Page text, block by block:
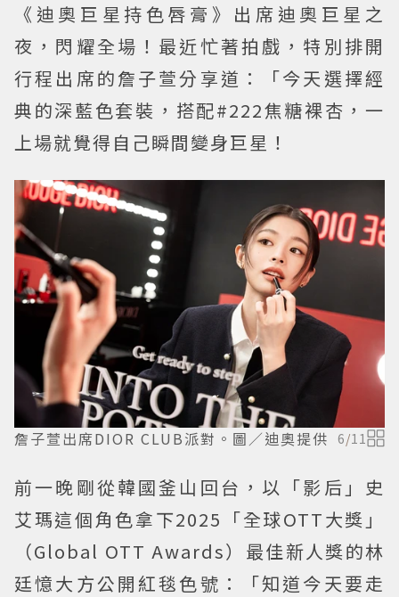
《迪奧巨星持色唇膏》出席迪奧巨星之
夜，閃耀全場！最近忙著拍戲，特別排開
行程出席的詹子萱分享道：「今天選擇經
典的深藍色套裝，搭配#222焦糖裸杏，一
上場就覺得自己瞬間變身巨星！
詹子萱出席DIOR CLUB派對。圖／迪奧提供 6/11
前一晚剛從韓國釜山回台，以「影后」史
艾瑪這個角色拿下2025「全球OTT大獎」
（Global OTT Awards）最佳新人獎的林
廷憶大方公開紅毯色號：「知道今天要走